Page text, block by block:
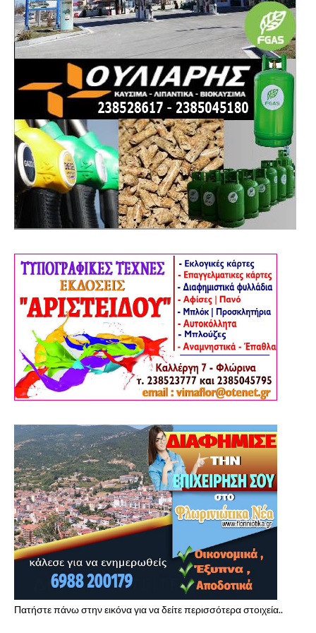
Πατήστε πάνω στην εικόνα για να δείτε περισσότερα στοιχεία..